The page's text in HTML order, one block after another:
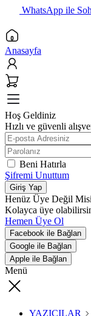
WhatsApp ile
Anasayfa
Hoş Geldiniz
Hızlı ve güvenli
Beni Hatırla
Şifremi Unuttum
Giriş Yap
Henüz Üye Değil
Kolayca üye
Hemen Üye Ol
Facebook ile Bağlan
Google ile Bağlan
Apple ile Bağlan
Menü
YAZICILAR